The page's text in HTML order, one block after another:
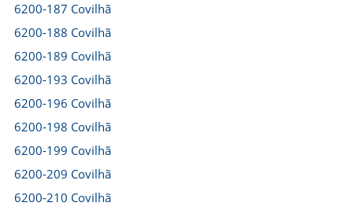
6200-187 Covilhã
6200-188 Covilhã
6200-189 Covilhã
6200-193 Covilhã
6200-196 Covilhã
6200-198 Covilhã
6200-199 Covilhã
6200-209 Covilhã
6200-210 Covilhã